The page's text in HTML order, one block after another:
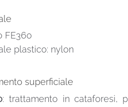
FE360
plastico: nylon
superficiale
: trattamento in cataforesi,